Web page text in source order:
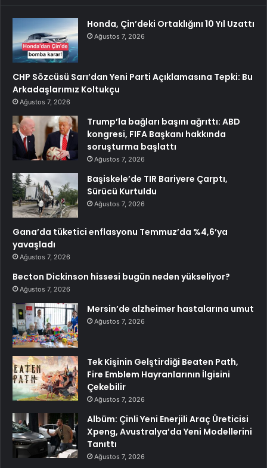
Honda, Çin’deki Ortaklığını 10 Yıl Uzattı
Ağustos 7, 2026
CHP Sözcüsü Sarı’dan Yeni Parti Açıklamasına Tepki: Bu
Arkadaşlarımız Koltukçu
Ağustos 7, 2026
Trump’la bağları başını ağrıttı: ABD
kongresi, FIFA Başkanı hakkında
soruşturma başlattı
Ağustos 7, 2026
Başiskele’de TIR Bariyere Çarptı,
Sürücü Kurtuldu
Ağustos 7, 2026
Gana’da tüketici enflasyonu Temmuz’da %4,6’ya
yavaşladı
Ağustos 7, 2026
Becton Dickinson hissesi bugün neden yükseliyor?
Ağustos 7, 2026
Mersin’de alzheimer hastalarına umut
Ağustos 7, 2026
Tek Kişinin Gelştirdiği Beaten Path,
Fire Emblem Hayranlarının İlgisini
Çekebilir
Ağustos 7, 2026
Albüm: Çinli Yeni Enerjili Araç Üreticisi
Xpeng, Avustralya’da Yeni Modellerini
Tanıttı
Ağustos 7, 2026